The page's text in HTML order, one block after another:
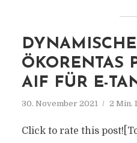
ÖKORENTAS
AIF FÜR E-
30. November 2021 2 Min.
Click to rate this